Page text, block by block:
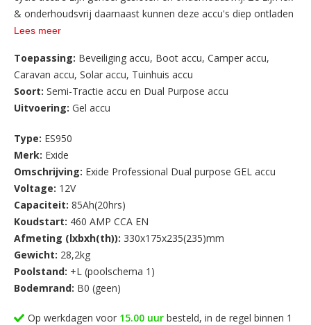
& onderhoudsvrij daarnaast kunnen deze accu's diep ontladen
worden (tot 70%). Verdere voordelen zijn dat deze accu's
Lees meer
Toepassing: Beveiliging accu, Boot accu, Camper accu,
Caravan accu, Solar accu, Tuinhuis accu
Soort: Semi-Tractie accu en Dual Purpose accu
Uitvoering: Gel accu
Type: ES950
Merk: Exide
Omschrijving: Exide Professional Dual purpose GEL accu
Voltage: 12V
Capaciteit: 85Ah(20hrs)
Koudstart: 460 AMP CCA EN
Afmeting (lxbxh(th)): 330x175x235(235)mm
Gewicht: 28,2kg
Poolstand: +L (poolschema 1)
Bodemrand: B0 (geen)
Op werkdagen voor 15.00 uur besteld, in de regel binnen 1